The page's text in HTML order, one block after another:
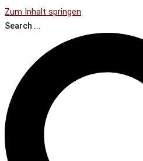
Zum Inhalt springen
Search ...